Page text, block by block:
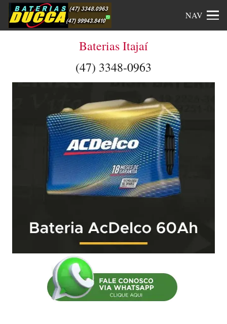
NAV
Baterias Itajaí
(47) 3348-0963